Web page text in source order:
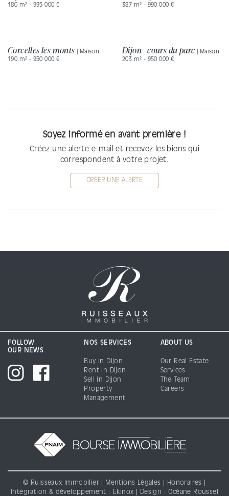
180 m² - 995 000 €
387 m² - 990 000 €
Corcelles les monts | Maison
190 m² - 950 000 €
Dijon - cours du parc
| Maison
203 m² - 950 000 €
Soyez informé en avant première !
Créez une alerte e-mail et recevez les biens qui
correspondent à votre projet.
CRÉER UNE ALERTE
FOLLOW
OUR NEWS
NOS SERVICES
Buy in Dijon
Rent in Dijon
Sell in Dijon
Property
Management
ABOUT US
Our Real Estate
Services
The Team
Careers
© Ruisseaux Immobilier | Mentions Légales Honoraires
Intégration & développement :
Ekinox | Design : Océane Roussel